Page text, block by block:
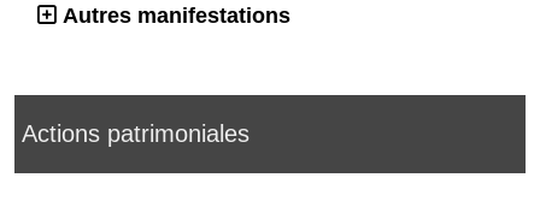
Autres manifestations
Actions patrimoniales